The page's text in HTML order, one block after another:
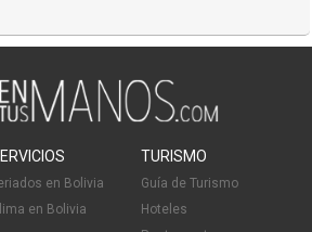
en Bolivia
en Bolivia
TURISMO
Guía de Turismo
Hoteles